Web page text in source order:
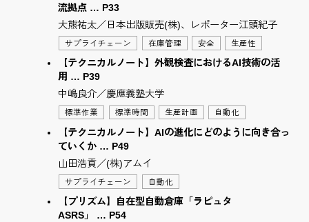
流拠点 … P33
大熊祐太／日本出版販売(株)、レポーター江頭紀子
サプライチェーン 在庫管理 安全 生産性
【テクニカルノート】外観検査におけるAI技術の活
用 … P39
中嶋良介／慶應義塾大学
標準作業 標準時間 生産計画 自動化
【テクニカルノート】AIの進化にどのように向き合っ
ていくか … P49
山田浩貢／(株)アムイ
サプライチェーン 自動化
【プリズム】自在型自動倉庫「ラピュタ
ASRS」 … P54